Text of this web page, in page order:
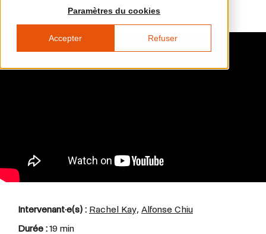
Paramètres du cookies
Accepter Refuser
Intervenant·e(s) : Rachel Kay, Alfonse Chiu
Durée :19 min